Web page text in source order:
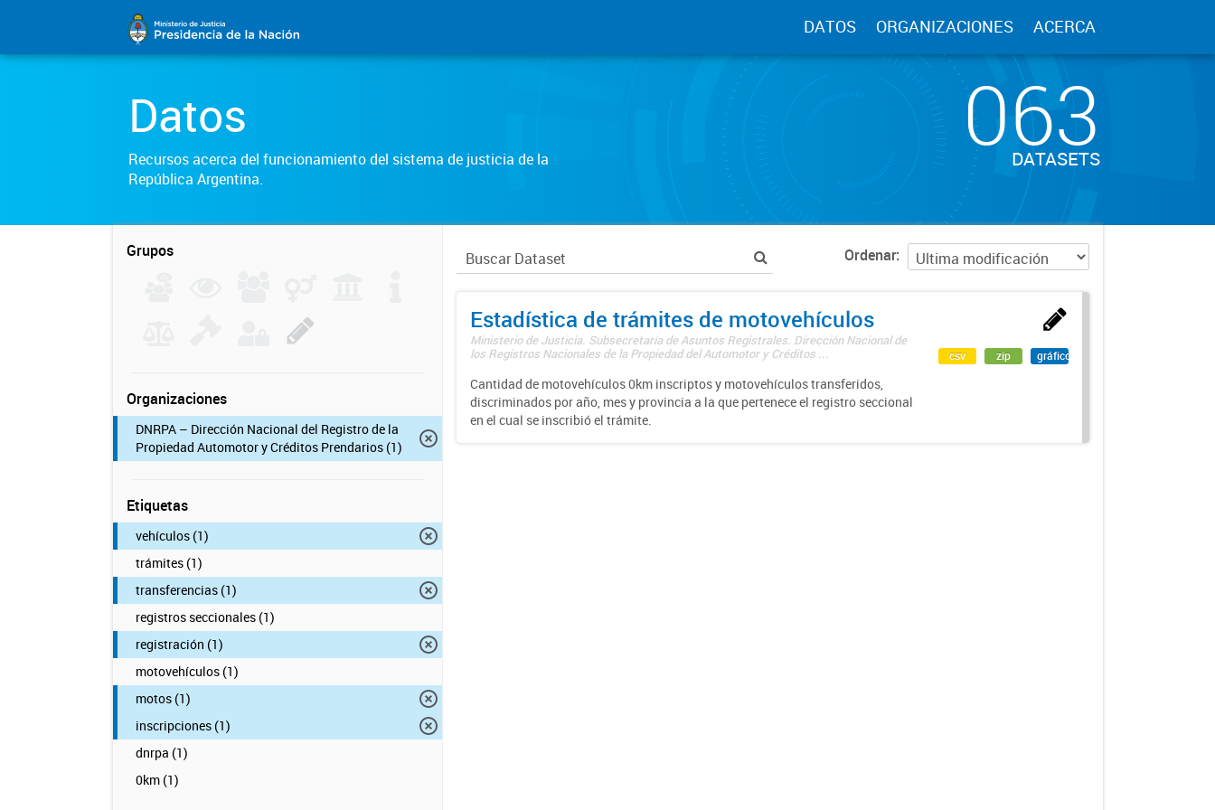
DATOS ORGANIZACIONES ACERCA
Datos
Recursos acerca del funcionamiento del sistema de justicia de la
República Argentina.
063
DATASETS
Grupos
Organizaciones
DNRPA – Dirección Nacional del Registro de la
Propiedad Automotor y Créditos Prendarios (1)
Etiquetas
vehículos (1)
trámites (1)
transferencias (1)
registros seccionales (1)
registración (1)
motovehículos (1)
motos (1)
inscripciones (1)
dnrpa (1)
0km (1)
Ordenar
Estadística de trámites de motovehículos
Ministerio de Justicia. Subsecretaría de Asuntos Registrales. Dirección Nacional de
los Registros Nacionales de la Propiedad del Automotor y Créditos ...
Cantidad de motovehículos 0km inscriptos y motovehículos transferidos,
discriminados por año, mes y provincia a la que pertenece el registro seccional
en el cual se inscribió el trámite.
csv zip gráfico